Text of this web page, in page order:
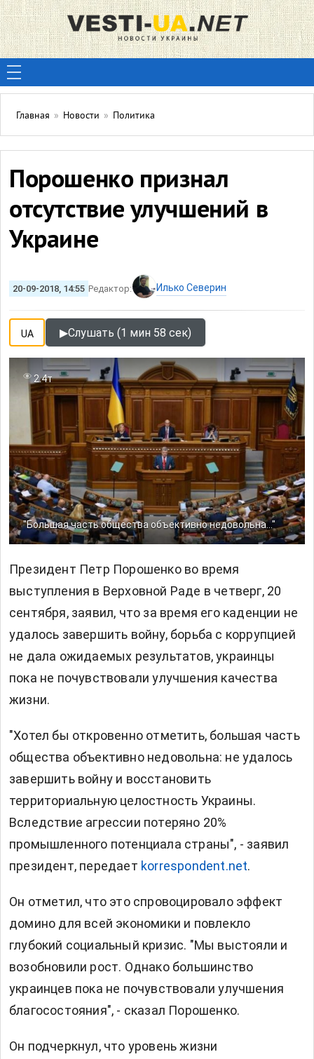
Главная » Новости » Политика
Порошенко признал
отсутствие улучшений в
Украине
20-09-2018, 14:55 Редактор: Илько Северин
UA ▶Слушать (1 мин 58 сек)
"Большая часть общества объективно недовольна..."
2.4т
Президент Петр Порошенко во время
выступления в Верховной Раде в четверг, 20
сентября, заявил, что за время его каденции не
удалось завершить войну, борьба с коррупцией
не дала ожидаемых результатов, украинцы
пока не почувствовали улучшения качества
жизни.
"Хотел бы откровенно отметить, большая часть
общества объективно недовольна: не удалось
завершить войну и восстановить
территориальную целостность Украины.
Вследствие агрессии потеряно 20%
промышленного потенциала страны", - заявил
президент, передает korrespondent.net.
Он отметил, что это спровоцировало эффект
домино для всей экономики и повлекло
глубокий социальный кризис. "Мы выстояли и
возобновили рост. Однако большинство
украинцев пока не почувствовали улучшения
благосостояния", - сказал Порошенко.
Он подчеркнул, что уровень жизни